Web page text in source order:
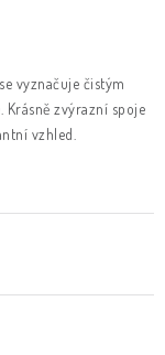
vyznačuje čistým
Krásně zvýrazní spoje
vzhled.